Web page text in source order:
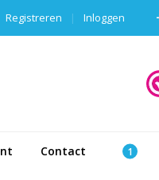
Inloggen
|
Registreren
Contact